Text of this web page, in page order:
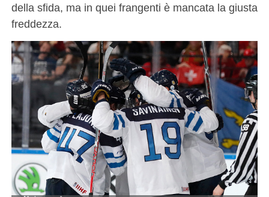
della sfida, ma in quei frangenti è mancata la giusta
freddezza.